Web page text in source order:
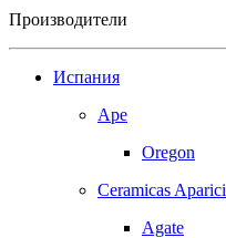
Производители
Испания
Ape
Oregon
Ceramicas Aparici
Agate